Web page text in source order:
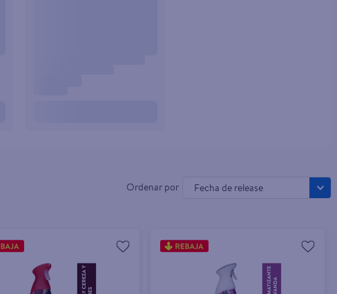
Fecha de release